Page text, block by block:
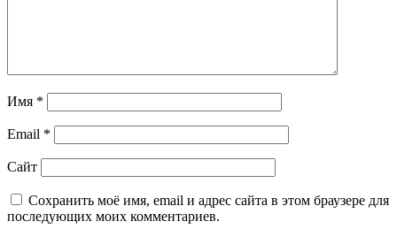
Имя *
Email *
Сайт
Сохранить моё имя, email и адрес сайта в этом браузере для
последующих моих комментариев.